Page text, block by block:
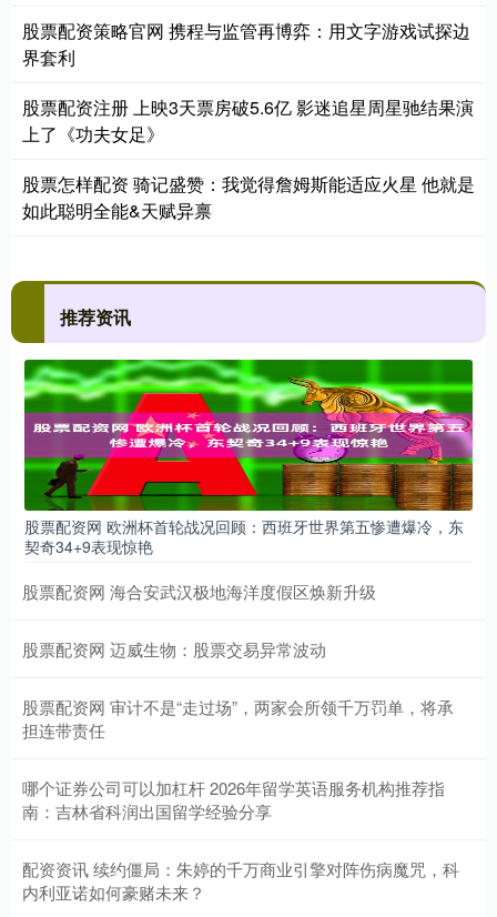
股票配资策略官网 携程与监管再博弈：用文字游戏试探边
界套利
股票配资注册 上映3天票房破5.6亿 影迷追星周星驰结果演
上了《功夫女足》
股票怎样配资 骑记盛赞：我觉得詹姆斯能适应火星 他就是
如此聪明全能&天赋异禀
推荐资讯
股票配资网 欧洲杯首轮战况回顾：西班牙世界第五惨遭爆冷，东
契奇34+9表现惊艳
股票配资网 海合安武汉极地海洋度假区焕新升级
股票配资网 迈威生物：股票交易异常波动
股票配资网 审计不是“走过场”，两家会所领千万罚单，将承
担连带责任
哪个证券公司可以加杠杆 2026年留学英语服务机构推荐指
南：吉林省科润出国留学经验分享
配资资讯 续约僵局：朱婷的千万商业引擎对阵伤病魔咒，科
内利亚诺如何豪赌未来？